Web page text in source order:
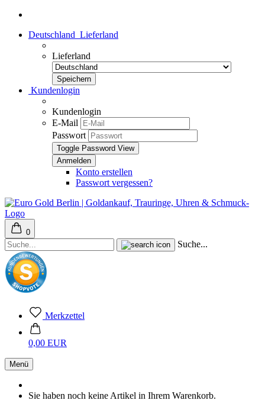
Deutschland Lieferland
Lieferland
Kundenlogin
Kundenlogin
E-Mail
Passwort
Toggle Password View
Konto erstellen
Passwort vergessen?
0
Suche...
Merkzettel
0,00 EUR
Menü
Sie haben noch keine Artikel in Ihrem Warenkorb.